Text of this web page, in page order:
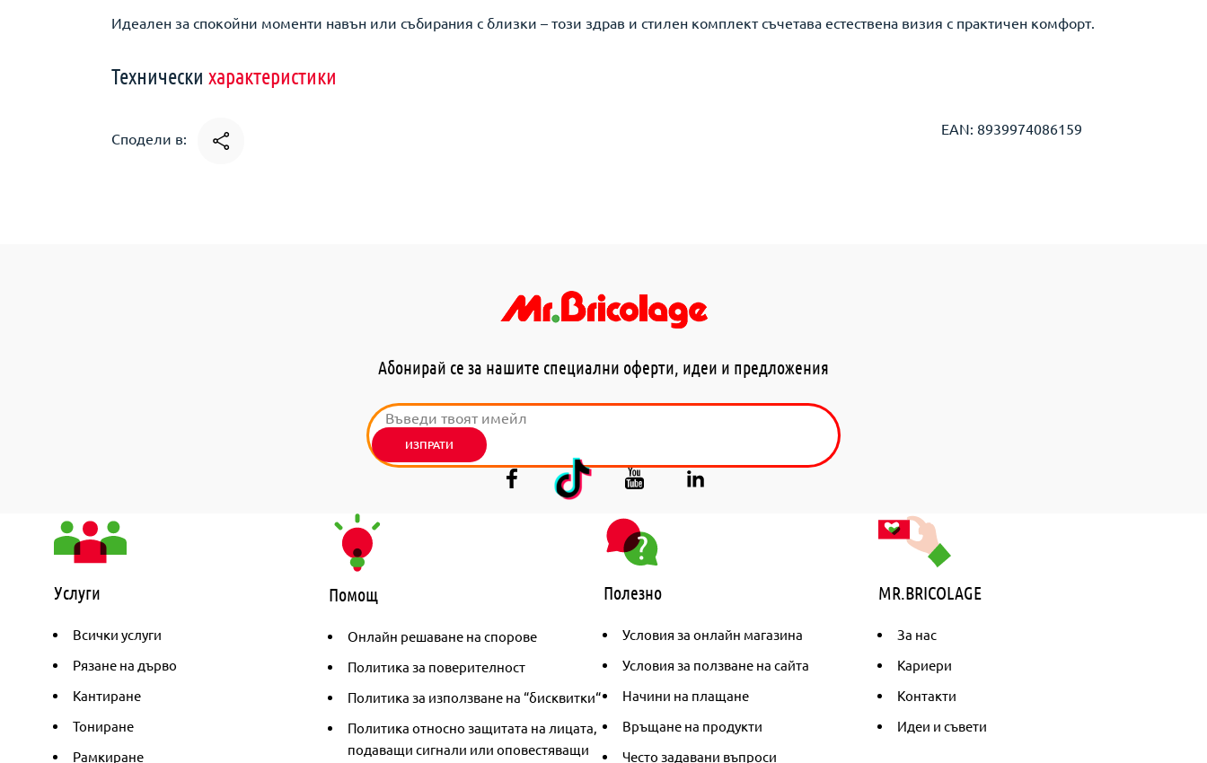
Идеален за спокойни моменти навън или събирания с близки – този здрав и стилен комплект съчетава естествена визия с практичен комфорт.
Технически характеристики
Сподели в:
EAN: 8939974086159
Абонирай се за нашите специални оферти, идеи и предложения
ИЗПРАТИ
Услуги
Всички услуги
Рязане на дърво
Кантиране
Тониране
Рамкиране
Помощ
Онлайн решаване на спорове
Политика за поверителност
Политика за използване на “бисквитки“
Политика относно защитата на лицата,
подаващи сигнали или оповестяващи
Полезно
Условия за онлайн магазина
Условия за ползване на сайта
Начини на плащане
Връщане на продукти
Често задавани въпроси
MR.BRICOLAGE
За нас
Кариери
Контакти
Идеи и съвети